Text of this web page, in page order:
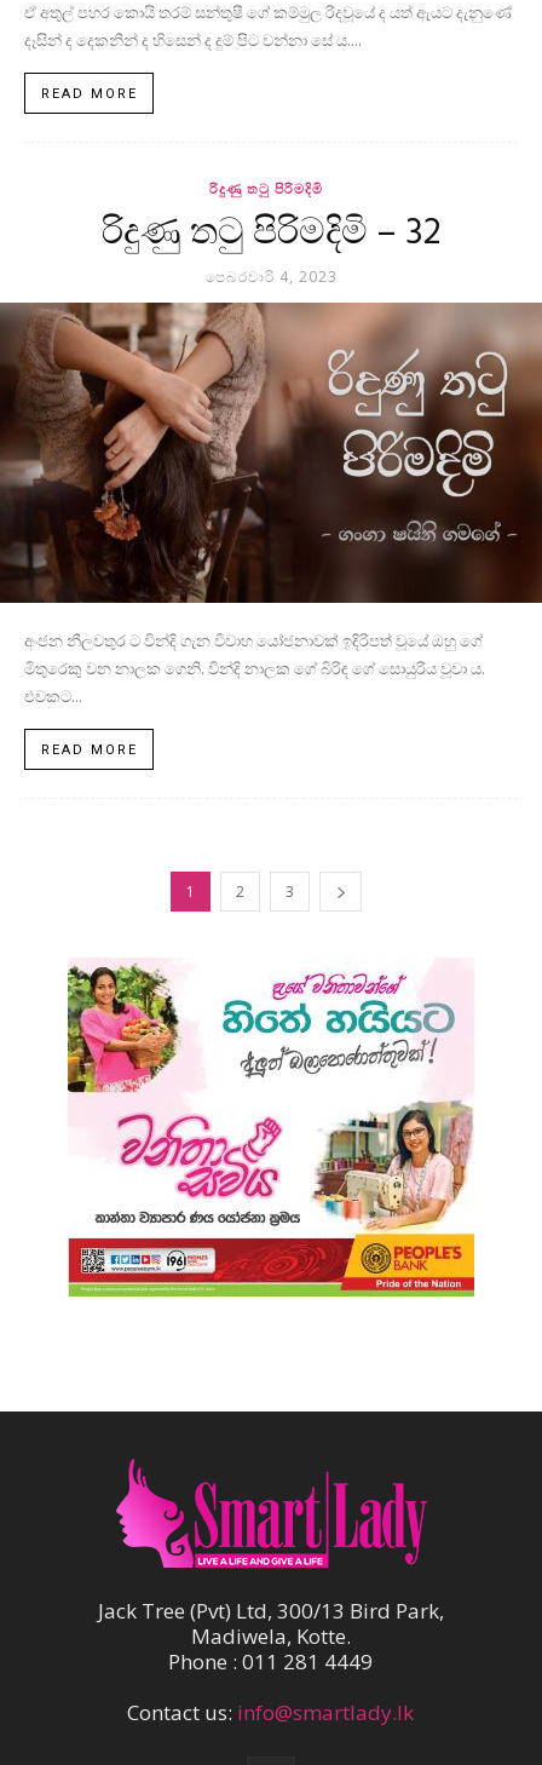
ඒ අතුල් පහර කොයි තරම් සන්තුෂී ගේ කම්මුල රිදවූයේ ද යත් ඇයට දැනුණේ
දෑසින් ද දෙකනින් ද හිසෙන් ද දුම් පිට වන්නා සේ ය....
READ MORE
රිදුණු තටු පිරිමදිමි
රිදුණු තටු පිරිමදිමි – 32
පෙබරවාරි 4, 2023
අංජන නීලවතුර ට වින්දි ගැන විවාහ යෝජනාවක් ඉදිරිපත් වූයේ ඔහු ගේ
මිතුරෙකු වන නාලක ගෙනි. වින්දි නාලක ගේ බිරිඳ ගේ සොයුරිය වූවා ය.
එවකට...
READ MORE
1 2 3
Jack Tree (Pvt) Ltd, 300/13 Bird Park,
Madiwela, Kotte.
Phone : 011 281 4449
Contact us: info@smartlady.lk